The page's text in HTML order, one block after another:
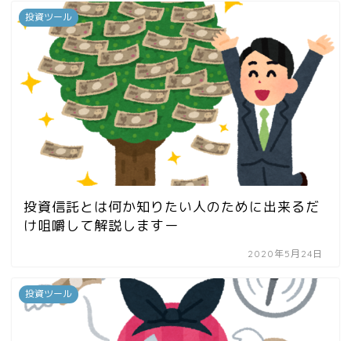
投資ツール
投資信託とは何か知りたい人のために出来るだ
け咀嚼して解説しますー
2020年5月24日
投資ツール